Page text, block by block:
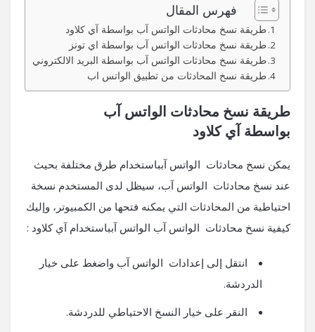
فهرس المقال
طريقة نسخ محادثات الواتس آب بواسطة آي كلاود
طريقة نسخ محادثات الواتس آب بواسطة اي تونز
طريقة نسخ محادثات الواتس آب بواسطة البريد الالكتروني
طريقة نسخ المحادثات من تطبيق الواتس اب
طريقة نسخ محادثات الواتس آب
بواسطة آي كلاود
يمكن نسخ محادثات الواتس آبباستخدام طرق مختلفة بحيث
عند نسخ محادثات الواتس آب، سيظل لدى المستخدم نسخة
احتياطية من المحادثات التي يمكنه فتحها من الكمبيوتر، وإليك
كيفية نسخ محادثات الواتس آب الواتس آبباستخدام آي كلاود :
انتقل إلى إعدادات الواتس آب واضغط على خيار
الدردشة.
النقر على خيار النسخ الاحتياطي للدردشة.